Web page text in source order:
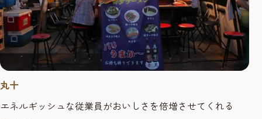
丸十
エネルギッシュな従業員がおいしさを倍増させてくれる